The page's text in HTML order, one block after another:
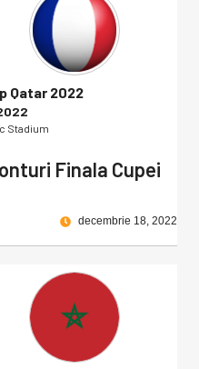
Qatar 2022
Stadium
Finala Cupei
decembrie 18, 2022